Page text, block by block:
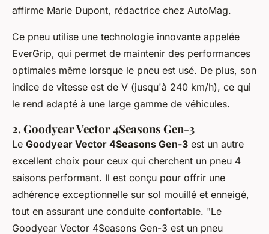
affirme Marie Dupont, rédactrice chez AutoMag.
Ce pneu utilise une technologie innovante appelée
EverGrip, qui permet de maintenir des performances
optimales même lorsque le pneu est usé. De plus, son
indice de vitesse est de V (jusqu'à 240 km/h), ce qui
le rend adapté à une large gamme de véhicules.
2. Goodyear Vector 4Seasons Gen-3
Le Goodyear Vector 4Seasons Gen-3 est un autre
excellent choix pour ceux qui cherchent un pneu 4
saisons performant. Il est conçu pour offrir une
adhérence exceptionnelle sur sol mouillé et enneigé,
tout en assurant une conduite confortable. "Le
Goodyear Vector 4Seasons Gen-3 est un pneu